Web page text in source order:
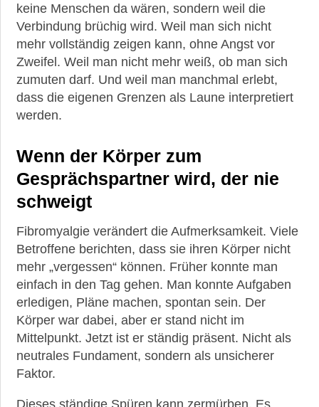
keine Menschen da wären, sondern weil die
Verbindung brüchig wird. Weil man sich nicht
mehr vollständig zeigen kann, ohne Angst vor
Zweifel. Weil man nicht mehr weiß, ob man sich
zumuten darf. Und weil man manchmal erlebt,
dass die eigenen Grenzen als Laune interpretiert
werden.
Wenn der Körper zum
Gesprächspartner wird, der nie
schweigt
Fibromyalgie verändert die Aufmerksamkeit. Viele
Betroffene berichten, dass sie ihren Körper nicht
mehr „vergessen“ können. Früher konnte man
einfach in den Tag gehen. Man konnte Aufgaben
erledigen, Pläne machen, spontan sein. Der
Körper war dabei, aber er stand nicht im
Mittelpunkt. Jetzt ist er ständig präsent. Nicht als
neutrales Fundament, sondern als unsicherer
Faktor.